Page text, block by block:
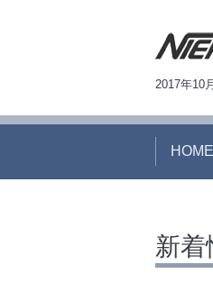
2017年10
HOME
新着